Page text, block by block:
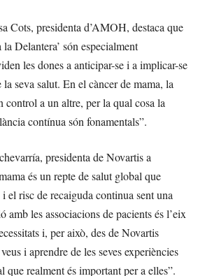
Cots, presidenta d’AMOH, destaca que
Delantera’ són especialment
les dones a anticipar-se i a implicar-se
seva salut. En el càncer de mama, la
control a un altre, per la qual cosa la
contínua són fonamentals”.
presidenta de Novartis a
és un repte de salut global que
el risc de recaiguda continua sent una
amb les associacions de pacients és l’eix
i, per això, des de Novartis
i aprendre de les seves experiències
que realment és important per a elles”.